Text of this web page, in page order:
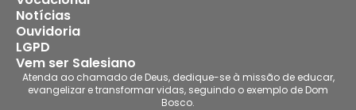
Notícias
Ouvidoria
LGPD
Vem ser Salesiano
Atenda ao chamado de Deus, dedique-se à missão de educar,
evangelizar e transformar vidas, seguindo o exemplo de Dom
Bosco.